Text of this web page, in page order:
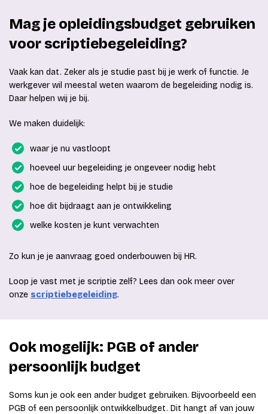
Mag je opleidingsbudget gebruiken
voor scriptiebegeleiding?
Vaak kan dat. Zeker als je studie past bij je werk of functie. Je
werkgever wil meestal weten waarom de begeleiding nodig is.
Daar helpen wij je bij.
We maken duidelijk:
waar je nu vastloopt
hoeveel uur begeleiding je ongeveer nodig hebt
hoe de begeleiding helpt bij je studie
hoe dit bijdraagt aan je ontwikkeling
welke kosten je kunt verwachten
Zo kun je je aanvraag goed onderbouwen bij HR.
Loop je vast met je scriptie zelf? Lees dan ook meer over
onze scriptiebegeleiding.
Ook mogelijk: PGB of ander
persoonlijk budget
Soms kun je ook een ander budget gebruiken. Bijvoorbeeld een
PGB of een persoonlijk ontwikkelbudget. Dit hangt af van jouw